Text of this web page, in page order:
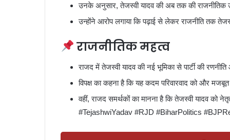
उनके अनुसार, तेजस्वी यादव की अब तक की राजनीतिक
उन्होंने आरोप लगाया कि पढ़ाई से लेकर राजनीति तक
राजनीतिक महत्व
राजद में तेजस्वी यादव की नई भूमिका से पार्टी की
विपक्ष का कहना है कि यह कदम परिवारवाद को और
वहीं, राजद समर्थकों का मानना है कि तेजस्वी यादव को
#TejashwiYadav #RJD #BiharPolitics